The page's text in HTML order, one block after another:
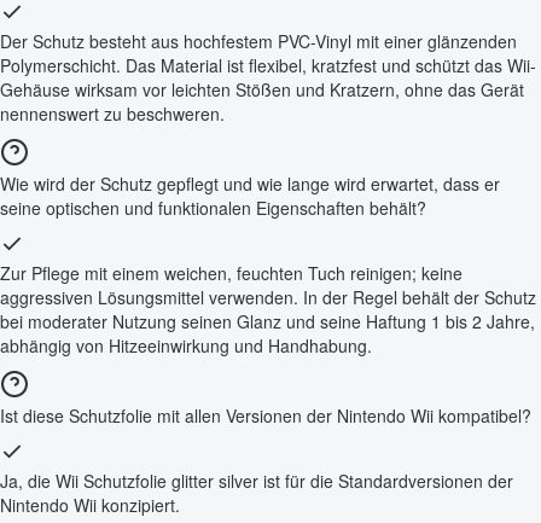
Der Schutz besteht aus hochfestem PVC-Vinyl mit einer glänzenden
Polymerschicht. Das Material ist flexibel, kratzfest und schützt das Wii-
Gehäuse wirksam vor leichten Stößen und Kratzern, ohne das Gerät
nennenswert zu beschweren.
Wie wird der Schutz gepflegt und wie lange wird erwartet, dass er
seine optischen und funktionalen Eigenschaften behält?
Zur Pflege mit einem weichen, feuchten Tuch reinigen; keine
aggressiven Lösungsmittel verwenden. In der Regel behält der Schutz
bei moderater Nutzung seinen Glanz und seine Haftung 1 bis 2 Jahre,
abhängig von Hitzeeinwirkung und Handhabung.
Ist diese Schutzfolie mit allen Versionen der Nintendo Wii kompatibel?
Ja, die Wii Schutzfolie glitter silver ist für die Standardversionen der
Nintendo Wii konzipiert.